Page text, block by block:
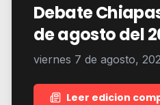
Debate
de agosto del
viernes 7 de agosto,
Leer edicion